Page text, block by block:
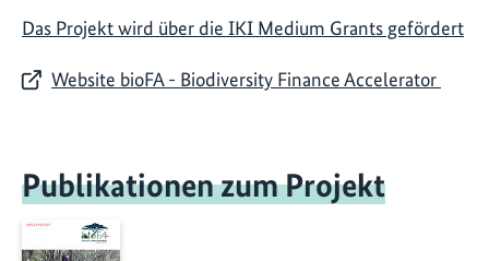
Das Projekt wird über die IKI Medium Grants gefördert
Website bioFA - Biodiversity Finance Accelerator
Publikationen zum Projekt